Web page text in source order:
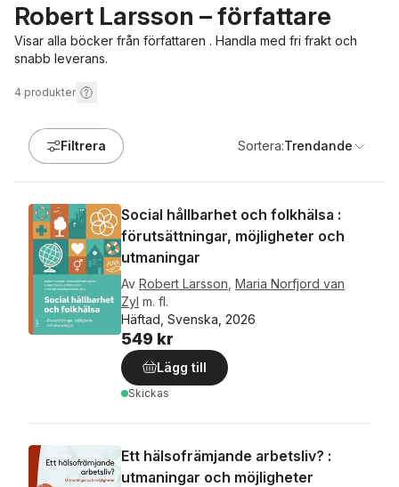
Robert Larsson – författare
Visar alla böcker från författaren . Handla med fri frakt och
snabb leverans.
4 produkter
Filtrera Sortera:Trendande
Social hållbarhet och folkhälsa :
förutsättningar, möjligheter och
utmaningar
Av Robert Larsson Maria Norfjord van
Zyl m. fl.
Häftad, Svenska, 2026
549 kr
Lägg till
Skickas
Ett hälsofrämjande arbetsliv? :
utmaningar och möjligheter